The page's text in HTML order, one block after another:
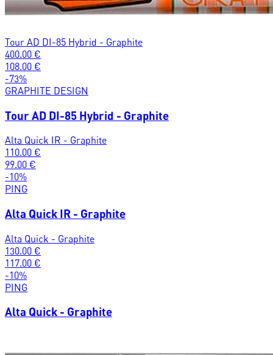
Tour AD DI-85 Hybrid - Graphite
400.00 €
108.00 €
-73%
GRAPHITE DESIGN
Tour AD DI-85 Hybrid - Graphite
Alta Quick IR - Graphite
110.00 €
99.00 €
-10%
PING
Alta Quick IR - Graphite
Alta Quick - Graphite
130.00 €
117.00 €
-10%
PING
Alta Quick - Graphite